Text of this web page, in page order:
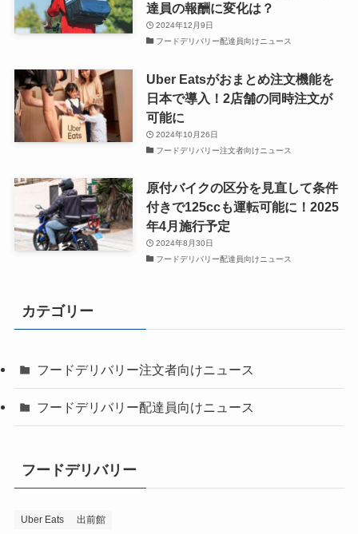
達員の報酬に変化は？
2024年12月9日
フードデリバリー配達員向けニュース
Uber Eatsがおまとめ注文機能を
日本で導入！2店舗の同時注文が
可能に
2024年10月26日
フードデリバリー注文者向けニュース
原付バイクの区分を見直して条件
付きで125ccも運転可能に！2025
年4月施行予定
2024年8月30日
フードデリバリー配達員向けニュース
カテゴリー
フードデリバリー注文者向けニュース
フードデリバリー配達員向けニュース
フードデリバリー
Uber Eats 出前館